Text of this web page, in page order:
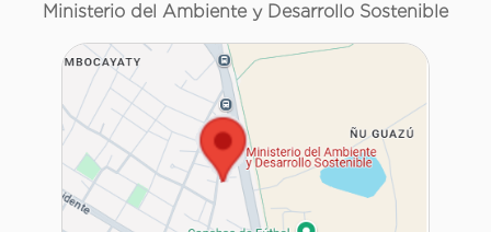
Ministerio del Ambiente y Desarrollo Sostenible